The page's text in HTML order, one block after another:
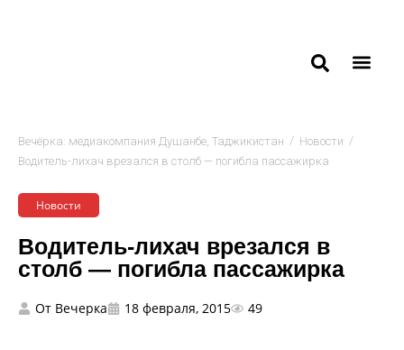
Вечёрка: медиакомпания Душанбе, Таджикистан / Новости /
Водитель-лихач врезался в столб — погибла пассажирка
Новости
Водитель-лихач врезался в
столб — погибла пассажирка
От Вечерка 18 февраля, 2015 49